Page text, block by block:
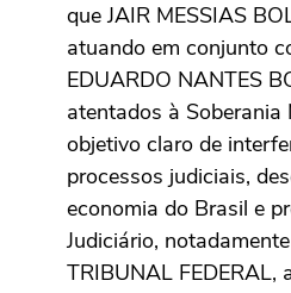
que JAIR MESSIAS
atuando em conjunto
EDUARDO NANTES
atentados à Soberania
objetivo claro de
processos judiciais,
economia do Brasil e
Judiciário,
TRIBUNAL FEDERAL,